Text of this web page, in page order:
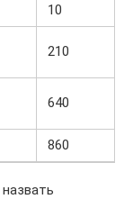
10
210
640
860